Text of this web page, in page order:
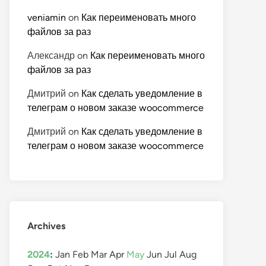
veniamin on Как переименовать много
файлов за раз
Александр on Как переименовать много
файлов за раз
Дмитрий on Как сделать уведомление в
телеграм о новом заказе woocommerce
Дмитрий on Как сделать уведомление в
телеграм о новом заказе woocommerce
Archives
2024: Jan Feb Mar Apr May Jun Jul Aug